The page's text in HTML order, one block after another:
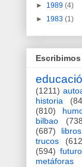
► 1989 (4)
► 1983 (1)
Escribimos
(1211)
historia
(810)
bilbao
(687)
libros
trucos
(594) futuro
metáforas